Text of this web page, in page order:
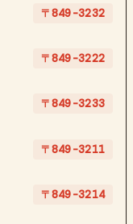
〒849-3232
〒849-3222
〒849-3233
〒849-3211
〒849-3214